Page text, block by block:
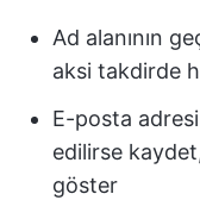
Ad alanının
aksi takdirde
E-posta adresi
edilirse
göster